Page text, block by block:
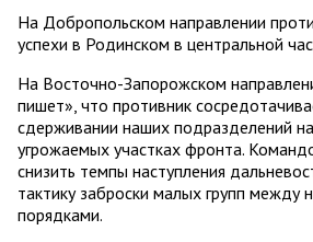
На Добропольском направлении
успехи в Родинском в центральной
На Восточно-Запорожском
пишет», что противник
сдерживании наших подразделений
угрожаемых участках фронта.
снизить темпы наступления
тактику заброски малых групп
порядками.